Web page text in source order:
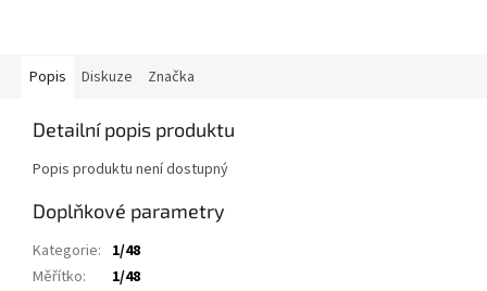
Popis Diskuze Značka
Detailní popis produktu
Popis produktu není dostupný
Doplňkové parametry
Kategorie: 1/48
Měřítko:
1/48